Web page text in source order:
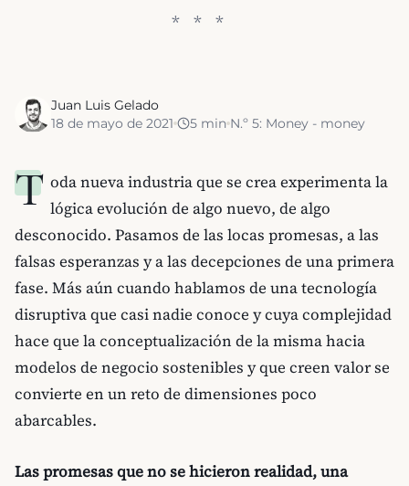
Juan Luis Gelado
18 de mayo de 2021
5 min N.º 5: Money - money
T oda nueva industria que se crea experimenta la
lógica evolución de algo nuevo, de algo
desconocido. Pasamos de las locas promesas, a las
falsas esperanzas y a las decepciones de una primera
fase. Más aún cuando hablamos de una tecnología
disruptiva que casi nadie conoce y cuya complejidad
hace que la conceptualización de la misma hacia
modelos de negocio sostenibles y que creen valor se
convierte en un reto de dimensiones poco
abarcables.
Las promesas que no se hicieron realidad, una